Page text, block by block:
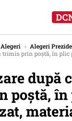
Alegeri › Alegeri
trimis prin poștă, în
după
poștă, în